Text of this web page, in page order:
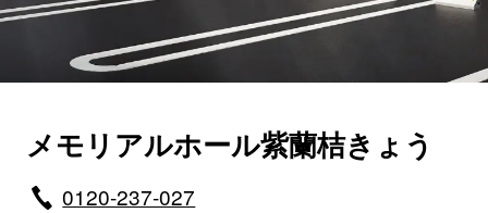
メモリアルホール紫蘭桔きょう
0120-237-027